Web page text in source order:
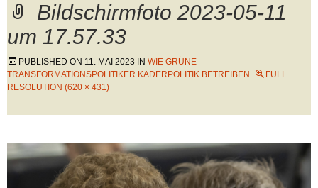
Bildschirmfoto 2023-05-11
um 17.57.33
PUBLISHED ON 11. MAI 2023 IN WIE GRÜNE
TRANSFORMATIONSPOLITIKER KADERPOLITIK BETREIBEN
FULL
RESOLUTION (620 × 431)